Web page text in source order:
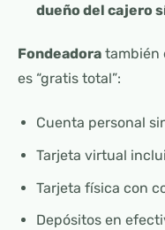
dueño del cajero
Fondeadora también
es “gratis total”:
Cuenta personal
Tarjeta virtual
Tarjeta física con
Depósitos en